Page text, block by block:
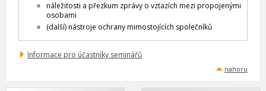
náležitosti a přezkum zprávy o vztazích mezi propojenými
osobami
(další) nástroje ochrany mimostojících společníků
Informace pro účastníky seminářů
nahoru